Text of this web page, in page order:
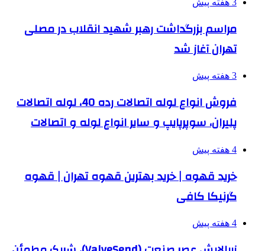
3 هفته پیش
مراسم بزرگداشت رهبر شهید انقلاب در مصلی
تهران آغاز شد
3 هفته پیش
فروش انواع لوله اتصالات رده 40، لوله اتصالات
پلیران، سوپرپایپ و سایر انواع لوله و اتصالات
4 هفته پیش
خرید قهوه | خرید بهترین قهوه تهران | قهوه
گرنیکا کافی
4 هفته پیش